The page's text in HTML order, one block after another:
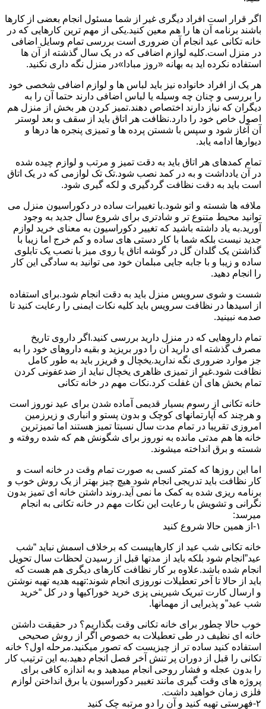
اگر قرار است افراد دیگری غیر از شما مسئول انجام بعضی از کارها
باشند برنامه آن ها را هم معین کنید.یکی از مهم ترین کارهایی که در
خانه تکانی عید انجام آن ضروری است بررسی تمام وسایل اضافی
در منزل است.کلیه لوازم اضافی که در یک سال گذشته از آن ها
استفاده نکرده اید به بهانه «روز مبادا»در منزل نگه داری نکنید.
هر یک از افراد خانواده نیز باید لباس ها و لوازم اضافی شخصی خود
را بررسی و چنان چه وسیله یا لباس اضافی دارند حتما آن را به
دیگران که نیاز دارند اختصاص دهند.تمیز کردن هر بخش از منزل هم
اصول خاص خود را دارد.نظافت هر اتاق باید از سقف و بعد لوستر
آن آغاز شود و سپس با شستن پرده ها و تمیزی پنجره ها درها و
دیوارها ادامه یابد.
تمام کمدهای هر اتاق باید به دقت تمیز و مرتب و لوازم چیده شده
در آن یادداشت و به در کمد نصب شود.تک تک لوازمی که در یک اتاق
است باید به دقت نظافت گردگیری و لکه گیری شود.
ملافه ها شسته و اتو شود.با تغییرات ساده در دکوراسیون منزل می
توانید محیط متنوع تر و شادتری برای شروع سال جدید به وجود
آورید.به یاد داشته باشید که تغییر دکوراسیون به معنای خرید لوازم
جدید نیست بلکه شما با کار دستی های ساده و کم خرج اما زیبا با
گذاشتن یک گلدان گل در گوشه اتاق یا روی میز با نصب یک تابلوی
ساده و زیبا و با جابه جایی مبلمان خود می توانید به سادگی این کار
را انجام دهید.
شست و شوی سرویس منزل باید به دقت انجام شود.برای استفاده
از اسیدها در نظافت سرویس باید کلیه نکات ایمنی را رعایت کنید تا
صدمه نبینید.
تمام داروهایی که در منزل دارید بررسی کنید.اگر داروی تاریخ
مصرف گذشته ای دارید آن را دور بریزید و بقیه داروهای خود را به
جز موارد ضروری نگه ندارید.یخچال و فریزر باید به طور کامل
نظافت شود.غیر از تمیزی ظاهری یخچال نباید از ضدعفونی کردن
تمام بخش های آن غفلت کرد.نکات مهم در خانه تکانی
خانه تکانی از رسوم بسیار قدیمی آماده شدن برای عید نوروز است
و هرچند که آپارتمانهای کوچک و بدون پستو و انباری و زیرزمین
امروزی تقریبا در تمام مدت سال نسبتا تمیز هستند اما تمیزترین
خانه ها هم مدتی مانده به نوروز برای شگونش هم که شده روفته و
شسته و برق انداخته میشوند.
اما این روزها که کمتر کسی به صورت تمام وقت در خانه است و
کار نظافت باید تدریجی انجام شود هیچ چیز بهتر از یک روش خوب و
برنامه ریزی شده به کمک ما نمی آید.روند داشتن خانه ای تمیز بدون
نگرانی و تشویش با رعایت این نکات مهم در خانه تکانی به انجام
میرسد:
۱-از همین حالا شروع کنید
خانه تکانی شب عید از کارهاییست که برخلاف اسمش نباید “شب
عید”انجام شود بلکه باید از مدتها قبل از رسیدن لحظات سال تحویل
انجام شده باشد.علاوه بر کار نظافت کارهای دیگری هم هست که
باید از حالا تا آخر تعطیلات نوروزی انجام شوند:تهیه هدیه تهیه نوشتن
و ارسال کارت تبریک شیرینی پزی خرید خوراکیها و در کل “خرید
شب عید”و پذیرایی از مهمانها.
خوب حالا چطور برای خانه تکانی وقت بگذاریم؟ در حقیقت داشتن
خانه ای نظیف در طی تعطیلات به خصوص اگر از روش صحیحی
استفاده کنید ساده تر از چیزیست که تصور میکنید.مرحله اول؟ خانه
تکانی را قبل از دوران پر تنش آخر فصل انجام دهید.به این ترتیب کار
را بدون عجله و فشار روحی انجام میدهید و به اندازه کافی برای
پروژه های وقت گیری مانند تغییر دکوراسیون یا برق انداختن لوازم
فلزی زمان خواهید داشت.
۲-فهرستی تهیه کنید و آن را دو مرتبه چک کنید